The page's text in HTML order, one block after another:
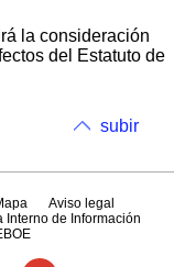
la consideración
del Estatuto de
subir
Aviso legal
Interno de Información